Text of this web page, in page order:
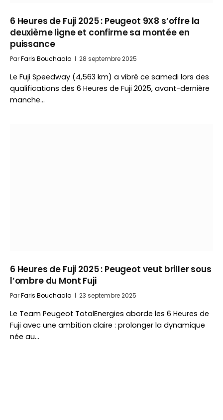
6 Heures de Fuji 2025 : Peugeot 9X8 s’offre la
deuxième ligne et confirme sa montée en
puissance
ParFaris Bouchaala 28 septembre 2025
Le Fuji Speedway (4,563 km) a vibré ce samedi lors des
qualifications des 6 Heures de Fuji 2025, avant-dernière
manche…
6 Heures de Fuji 2025 : Peugeot veut briller sous
l’ombre du Mont Fuji
ParFaris Bouchaala 23 septembre 2025
Le Team Peugeot TotalEnergies aborde les 6 Heures de
Fuji avec une ambition claire : prolonger la dynamique
née au…